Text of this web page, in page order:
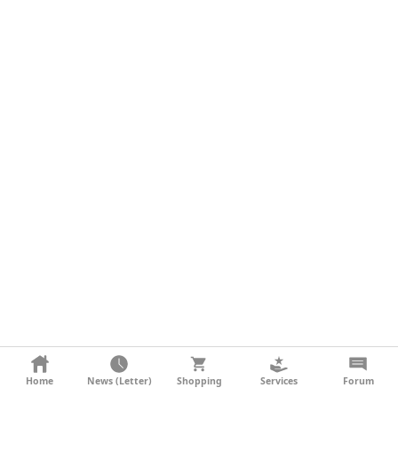
KONTAKT
Home News (Letter) Shopping Services Forum